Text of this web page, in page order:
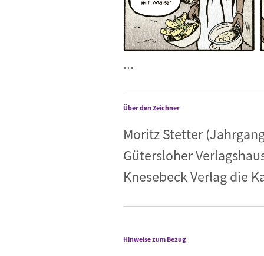
...
Über den Zeichner
Moritz Stetter
Gütersloher
Knesebeck Verlag die
Hinweise zum Bezug